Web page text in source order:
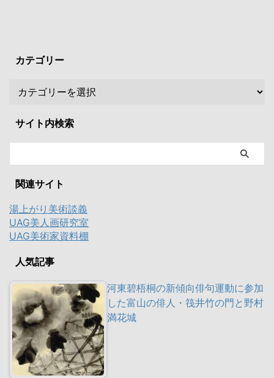
カテゴリー
サイト内検索
関連サイト
湯上がり美術談義
UAG美人画研究室
UAG美術家資料棚
人気記事
河東碧梧桐の新傾向俳句運動に参加
した富山の俳人・筏井竹の門と野村
満花城